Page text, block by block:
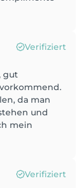
Verifiziert
gut
da man
und
mein
Verifiziert